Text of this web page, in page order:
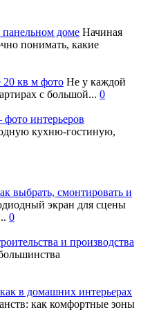
доме Начиная
понимать, какие
20 кв м фото Не у каждой
с большой... 0
интерьеров
кухню-гостиную,
выбрать, смонтировать и
экран для сцены
0
и производства
в домашних интерьерах
как комфортные зоны